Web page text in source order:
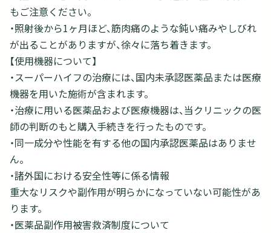
もご注意ください。
・照射後から1ヶ月ほど、筋肉痛のような鈍い痛みやしびれ
が出ることがありますが、徐々に落ち着きます。
【使用機器について】
・スーパーハイフの治療には、国内未承認医薬品または医療
機器を用いた施術が含まれます。
・治療に用いる医薬品および医療機器は、当クリニックの医
師の判断のもと購入手続きを行ったものです。
・同一成分や性能を有する他の国内承認医薬品はありませ
ん。
・諸外国における安全性等に係る情報
重大なリスクや副作用が明らかになっていない可能性があ
ります。
・医薬品副作用被害救済制度について